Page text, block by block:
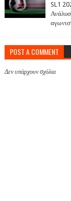
SL1
POST A COMMENT
Δεν υπάρχουν σχόλια